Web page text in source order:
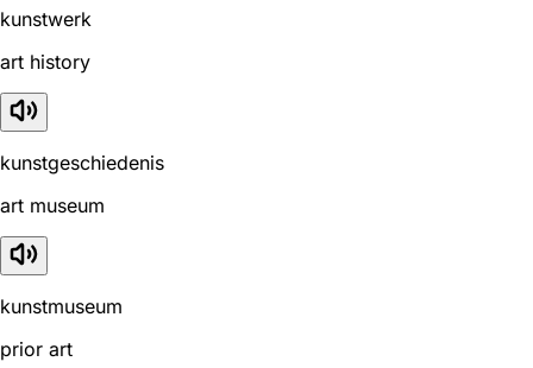
kunstwerk
art history
kunstgeschiedenis
art museum
kunstmuseum
prior art